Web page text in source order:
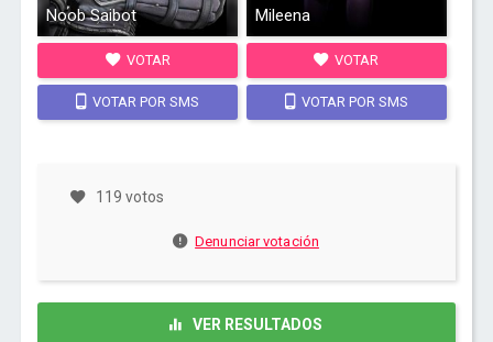
Noob Saibot
VOTAR
VOTAR POR SMS
Mileena
VOTAR
VOTAR POR SMS
119 votos
Denunciar votación
VER RESULTADOS